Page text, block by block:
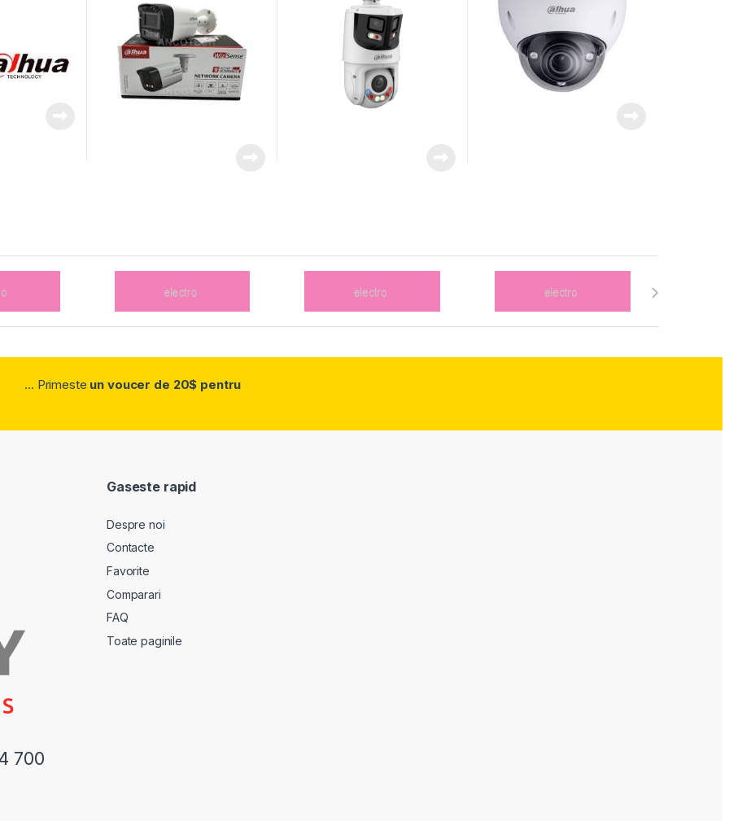
... Primeste un voucer de 20$ pentru
700
Gaseste rapid
Despre noi
Contacte
Favorite
Comparari
FAQ
Toate paginile